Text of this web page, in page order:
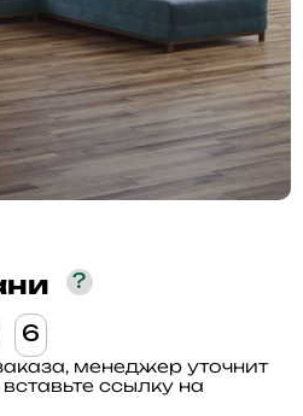
?
6
менеджер уточнит
ссылку на